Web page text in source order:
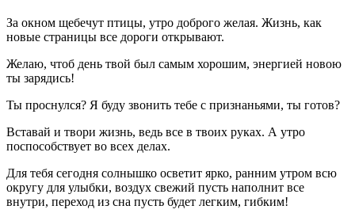
За окном щебечут птицы, утро доброго желая. Жизнь, как
новые страницы все дороги открывают.
Желаю, чтоб день твой был самым хорошим, энергией новою
ты зарядись!
Ты проснулся? Я буду звонить тебе с признаньями, ты готов?
Вставай и твори жизнь, ведь все в твоих руках. А утро
поспособствует во всех делах.
Для тебя сегодня солнышко осветит ярко, ранним утром всю
округу для улыбки, воздух свежий пусть наполнит все
внутри, переход из сна пусть будет легким, гибким!